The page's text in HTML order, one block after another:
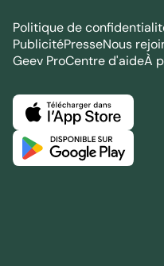
Politique de
PublicitéPresseNous
Geev ProCentre d'aideÀ